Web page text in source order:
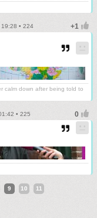
• 224
calm down after being told to
• 225
9 10 11